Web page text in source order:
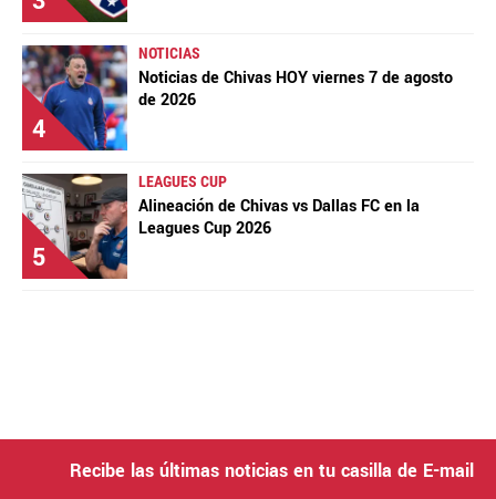
4
NOTICIAS
Noticias de Chivas HOY viernes 7 de agosto
de 2026
5
LEAGUES CUP
Alineación de Chivas vs Dallas FC en la
Leagues Cup 2026
Recibe las últimas noticias en tu casilla de E-mail